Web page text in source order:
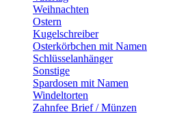
Weihnachten
Ostern
Kugelschreiber
Osterkörbchen mit Namen
Schlüsselanhänger
Sonstige
Spardosen mit Namen
Windeltorten
Zahnfee Brief / Münzen